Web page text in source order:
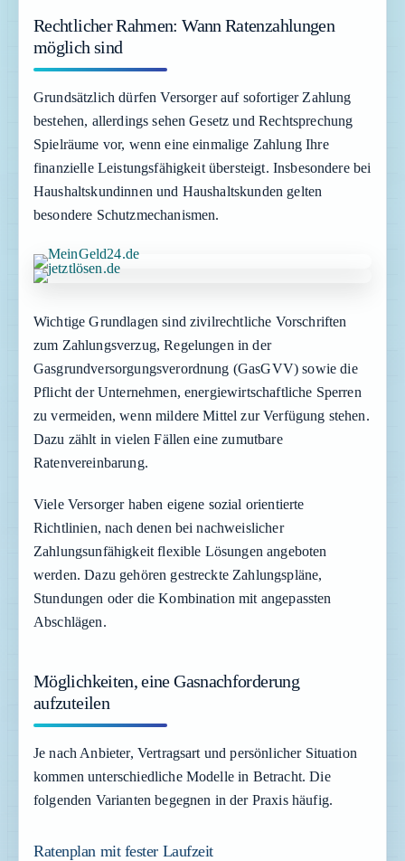
Rechtlicher Rahmen: Wann Ratenzahlungen
möglich sind
Grundsätzlich dürfen Versorger auf sofortiger Zahlung
bestehen, allerdings sehen Gesetz und Rechtsprechung
Spielräume vor, wenn eine einmalige Zahlung Ihre
finanzielle Leistungsfähigkeit übersteigt. Insbesondere bei
Haushaltskundinnen und Haushaltskunden gelten
besondere Schutzmechanismen.
Wichtige Grundlagen sind zivilrechtliche Vorschriften
zum Zahlungsverzug, Regelungen in der
Gasgrundversorgungsverordnung (GasGVV) sowie die
Pflicht der Unternehmen, energiewirtschaftliche Sperren
zu vermeiden, wenn mildere Mittel zur Verfügung stehen.
Dazu zählt in vielen Fällen eine zumutbare
Ratenvereinbarung.
Viele Versorger haben eigene sozial orientierte
Richtlinien, nach denen bei nachweislicher
Zahlungsunfähigkeit flexible Lösungen angeboten
werden. Dazu gehören gestreckte Zahlungspläne,
Stundungen oder die Kombination mit angepassten
Abschlägen.
Möglichkeiten, eine Gasnachforderung
aufzuteilen
Je nach Anbieter, Vertragsart und persönlicher Situation
kommen unterschiedliche Modelle in Betracht. Die
folgenden Varianten begegnen in der Praxis häufig.
Ratenplan mit fester Laufzeit